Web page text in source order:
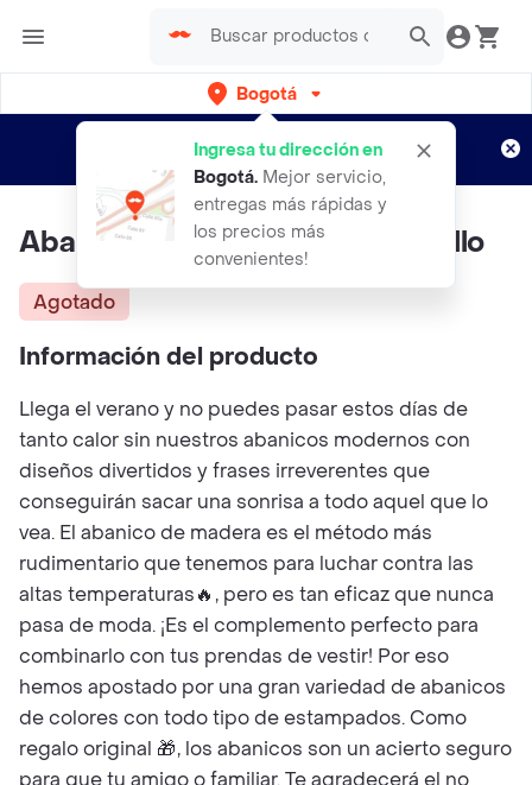
Bogotá
Ingresa tu dirección en
Bogotá. Mejor servicio,
entregas más rápidas y
los precios más
convenientes!
envíos gratis por semanas
Aplican TyC
Abanico It´s Fucking Hot Amarillo
Agotado
Información del producto
Llega el verano y no puedes pasar estos días de
tanto calor sin nuestros abanicos modernos con
diseños divertidos y frases irreverentes que
conseguirán sacar una sonrisa a todo aquel que lo
vea. El abanico de madera es el método más
rudimentario que tenemos para luchar contra las
altas temperaturas🔥 , pero es tan eficaz que nunca
pasa de moda. ¡Es el complemento perfecto para
combinarlo con tus prendas de vestir! Por eso
hemos apostado por una gran variedad de abanicos
de colores con todo tipo de estampados. Como
regalo original 🎁 , los abanicos son un acierto seguro
para que tu amigo o familiar. Te agradecerá el no